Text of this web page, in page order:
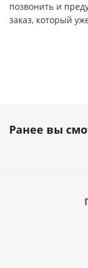
позвонить и
заказ, который
Ранее вы